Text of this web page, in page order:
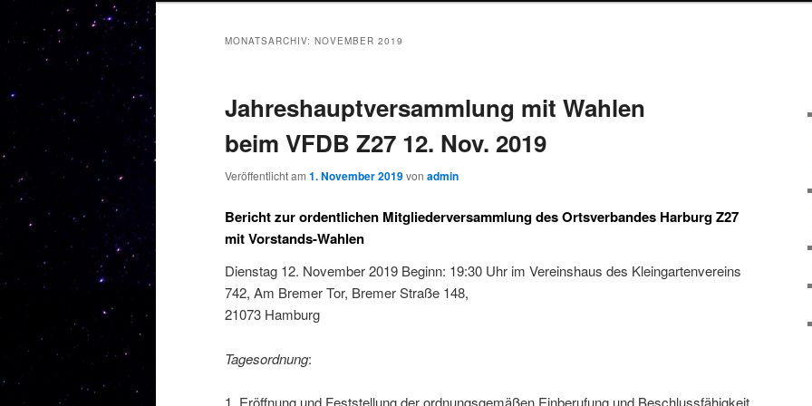
MONATSARCHIV: NOVEMBER 2019
Jahreshauptversammlung mit Wahlen
beim VFDB Z27 12. Nov. 2019
Veröffentlicht am 1. November 2019von admin
Bericht zur ordentlichen Mitgliederversammlung des Ortsverbandes Harburg Z27
mit Vorstands-Wahlen
Dienstag 12. November 2019 Beginn: 19:30 Uhr im Vereinshaus des Kleingartenvereins
742, Am Bremer Tor, Bremer Straße 148,
21073 Hamburg
Tagesordnung:
1. Eröffnung und Feststellung der ordnungsgemäßen Einberufung und Beschlussfähigkeit